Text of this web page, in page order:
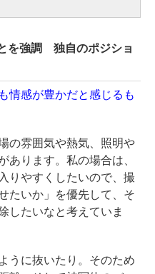
を強調 独自のポジショ
情感が豊かだと感じるも
の雰囲気や熱気、照明や
あります。私の場合は、
りやすくしたいので、撮
たいか」を優先して、そ
したいなと考えていま
うに抜いたり。そのため